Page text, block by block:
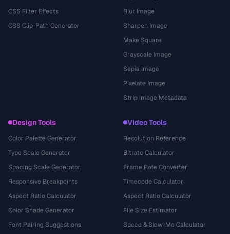
CSS Filter Effects
CSS Clip-Path Generator
Blur Image
Sharpen Image
Make Square
Grayscale Image
Sepia Image
Pixelate Image
Strip Image Metadata
Design Tools
Color Palette Generator
Type Scale Generator
Spacing Scale Generator
Responsive Breakpoints
Aspect Ratio Calculator
Color Shade Generator
Font Pairing Suggestions
Video Tools
Resolution Reference
Bitrate Calculator
Frame Rate Converter
Timecode Calculator
Aspect Ratio Calculator
File Size Estimator
Speed & Slow-Mo Calculator